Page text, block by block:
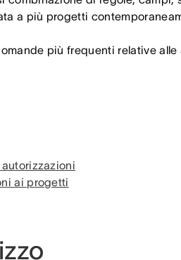
a più progetti
più frequenti relative
ai progetti